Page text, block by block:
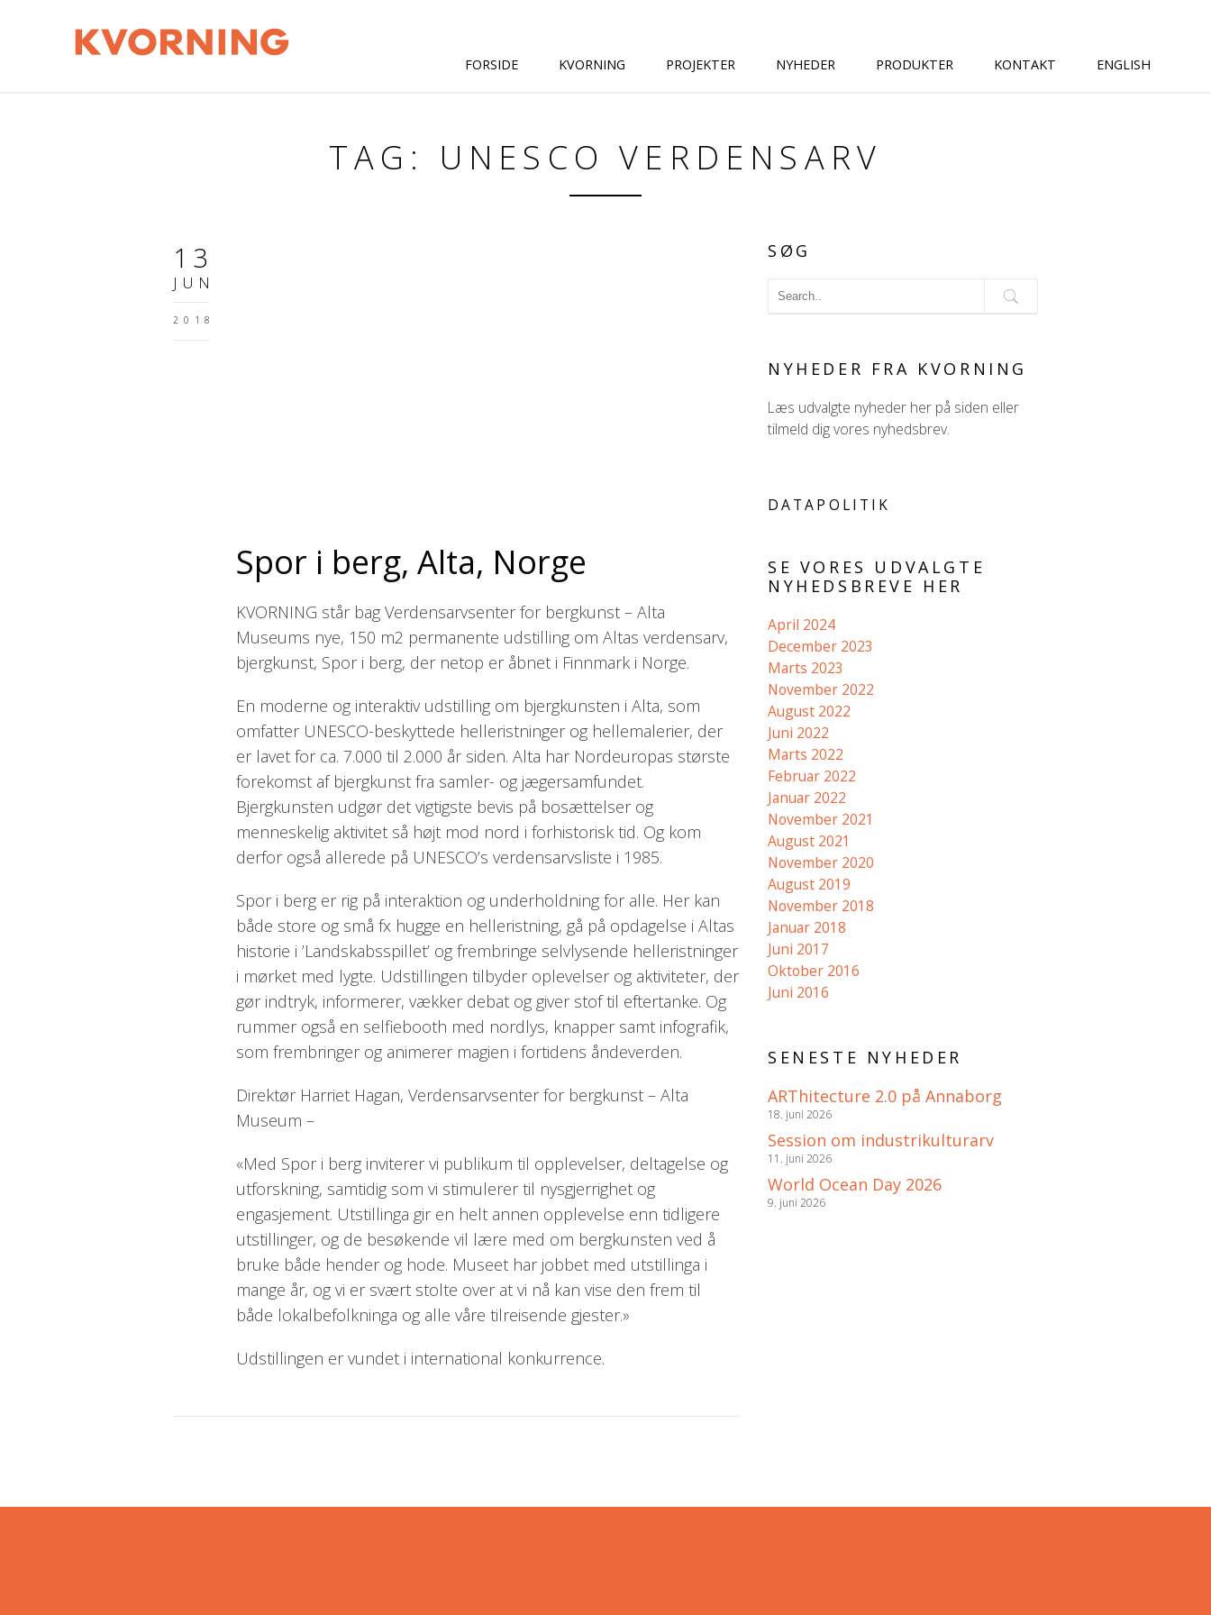
FORSIDE KVORNING PROJEKTER NYHEDER PRODUKTER KONTAKT ENGLISH
TAG: UNESCO VERDENSARV
13
JUN
2018
Spor i berg, Alta, Norge
KVORNING står bag Verdensarvsenter for bergkunst – Alta
Museums nye, 150 m2 permanente udstilling om Altas verdensarv,
bjergkunst, Spor i berg, der netop er åbnet i Finnmark i Norge.
En moderne og interaktiv udstilling om bjergkunsten i Alta, som
omfatter UNESCO-beskyttede helleristninger og hellemalerier, der
er lavet for ca. 7.000 til 2.000 år siden. Alta har Nordeuropas største
forekomst af bjergkunst fra samler- og jægersamfundet.
Bjergkunsten udgør det vigtigste bevis på bosættelser og
menneskelig aktivitet så højt mod nord i forhistorisk tid. Og kom
derfor også allerede på UNESCO’s verdensarvsliste i 1985.
Spor i berg er rig på interaktion og underholdning for alle. Her kan
både store og små fx hugge en helleristning, gå på opdagelse i Altas
historie i ’Landskabsspillet’ og frembringe selvlysende helleristninger
i mørket med lygte. Udstillingen tilbyder oplevelser og aktiviteter, der
gør indtryk, informerer, vækker debat og giver stof til eftertanke. Og
rummer også en selfiebooth med nordlys, knapper samt infografik,
som frembringer og animerer magien i fortidens åndeverden.
Direktør Harriet Hagan, Verdensarvsenter for bergkunst – Alta
Museum –
«Med Spor i berg inviterer vi publikum til opplevelser, deltagelse og
utforskning, samtidig som vi stimulerer til nysgjerrighet og
engasjement. Utstillinga gir en helt annen opplevelse enn tidligere
utstillinger, og de besøkende vil lære med om bergkunsten ved å
bruke både hender og hode. Museet har jobbet med utstillinga i
mange år, og vi er svært stolte over at vi nå kan vise den frem til
både lokalbefolkninga og alle våre tilreisende gjester.»
Udstillingen er vundet i international konkurrence.
SØG
NYHEDER FRA KVORNING
Læs udvalgte nyheder her på siden eller
tilmeld dig vores nyhedsbrev.
DATAPOLITIK
SE VORES UDVALGTE
NYHEDSBREVE HER
April 2024
December 2023
Marts 2023
November 2022
August 2022
Juni 2022
Marts 2022
Februar 2022
Januar 2022
November 2021
August 2021
November 2020
August 2019
November 2018
Januar 2018
Juni 2017
Oktober 2016
Juni 2016
SENESTE NYHEDER
ARThitecture 2.0 på Annaborg
18. juni 2026
Session om industrikulturarv
11. juni 2026
World Ocean Day 2026
9. juni 2026